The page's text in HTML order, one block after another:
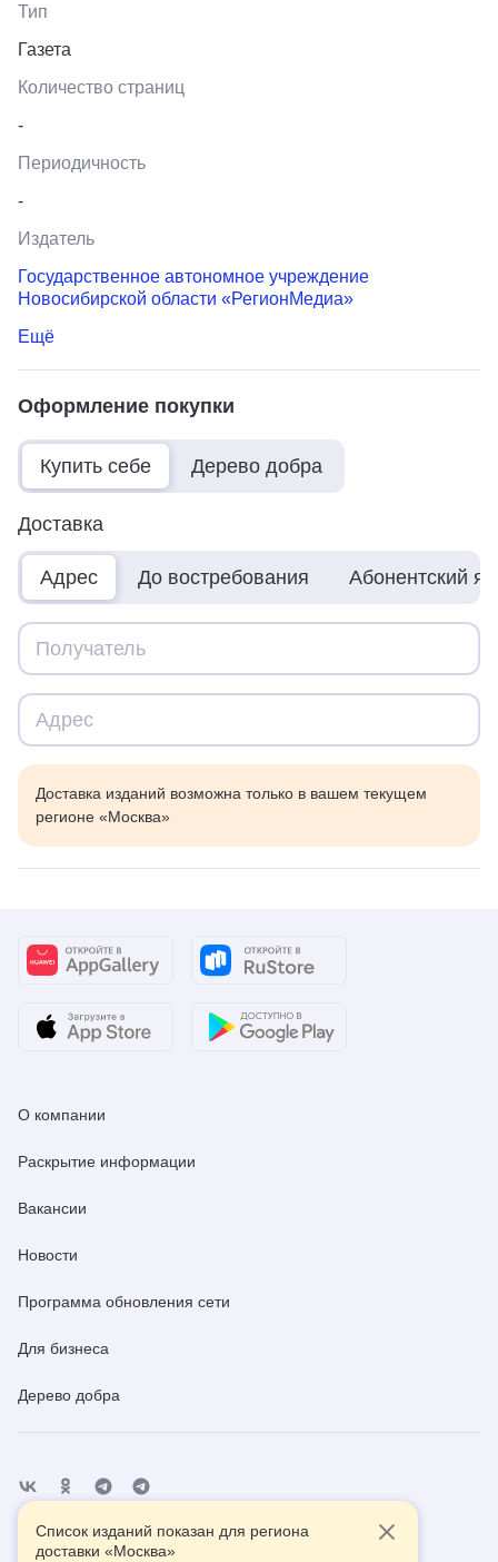
Тип
Газета
Количество страниц
-
Периодичность
-
Издатель
Государственное автономное учреждение
Новосибирской области «РегионМедиа»
Ещё
Оформление покупки
Купить себе Дерево добра
Доставка
Адрес До востребования Абонентский
Доставка изданий возможна только в вашем текущем
регионе «Москва»
О компании
Раскрытие информации
Вакансии
Новости
Программа обновления сети
Для бизнеса
Дерево добра
Помощь Контакты
Список изданий показан для региона
доставки «Москва»